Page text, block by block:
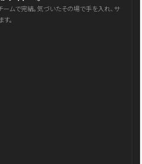
ームで完結。気づいたその場で手を入れ、サ
。